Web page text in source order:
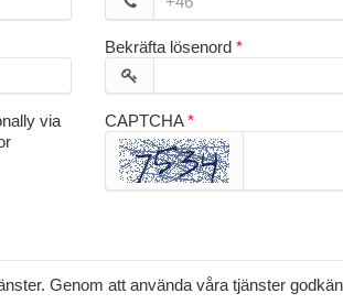
Bekräfta lösenord
via
CAPTCHA
Genom att använda våra tjänster